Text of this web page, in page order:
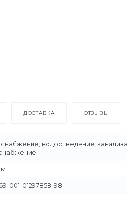
ДОСТАВКА ОТЗЫВЫ
водоотведение,
001-01297858-98